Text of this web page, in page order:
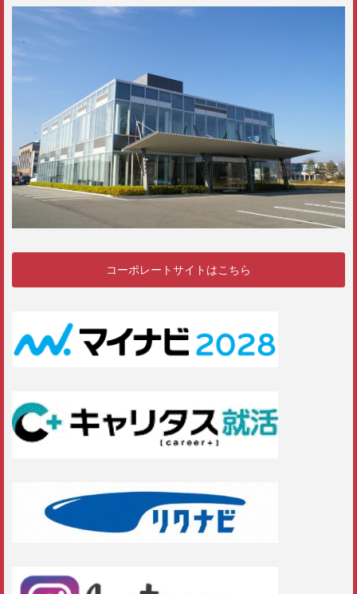
コーポレートサイトはこちら